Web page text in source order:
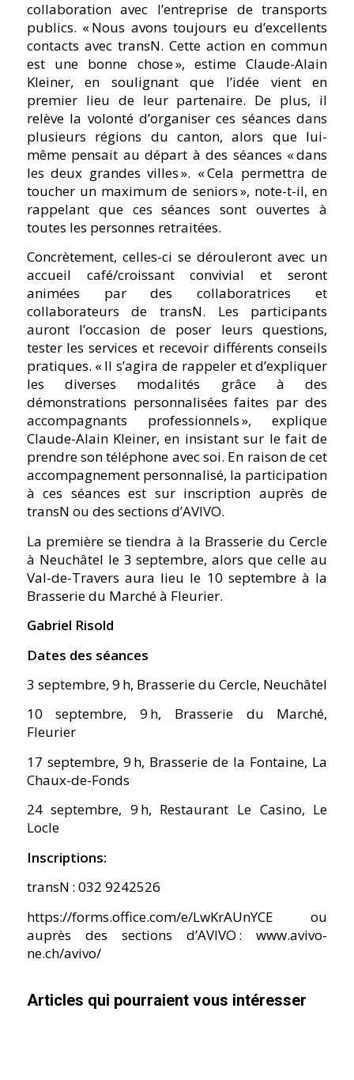
collaboration avec l’entreprise de transports
publics. « Nous avons toujours eu d’excellents
contacts avec transN. Cette action en commun
est une bonne chose », estime Claude-Alain
Kleiner, en soulignant que l’idée vient en
premier lieu de leur partenaire. De plus, il
relève la volonté d’organiser ces séances dans
plusieurs régions du canton, alors que lui-
même pensait au départ à des séances « dans
les deux grandes villes ». « Cela permettra de
toucher un maximum de seniors », note-t-il, en
rappelant que ces séances sont ouvertes à
toutes les personnes retraitées.
Concrètement, celles-ci se dérouleront avec un
accueil café/croissant convivial et seront
animées par des collaboratrices et
collaborateurs de transN. Les participants
auront l’occasion de poser leurs questions,
tester les services et recevoir différents conseils
pratiques. « Il s’agira de rappeler et d’expliquer
les diverses modalités grâce à des
démonstrations personnalisées faites par des
accompagnants professionnels », explique
Claude-Alain Kleiner, en insistant sur le fait de
prendre son téléphone avec soi. En raison de cet
accompagnement personnalisé, la participation
à ces séances est sur inscription auprès de
transN ou des sections d’AVIVO.
La première se tiendra à la Brasserie du Cercle
à Neuchâtel le 3 septembre, alors que celle au
Val-de-Travers aura lieu le 10 septembre à la
Brasserie du Marché à Fleurier.
Gabriel Risold
Dates des séances
3 septembre, 9 h, Brasserie du Cercle, Neuchâtel
10 septembre, 9 h, Brasserie du Marché,
Fleurier
17 septembre, 9 h, Brasserie de la Fontaine, La
Chaux-de-Fonds
24 septembre, 9 h, Restaurant Le Casino, Le
Locle
Inscriptions:
transN : 032 9242526
https://forms.office.com/e/LwKrAUnYCE ou
auprès des sections d’AVIVO : www.avivo-
ne.ch/avivo/
Articles qui pourraient vous intéresser